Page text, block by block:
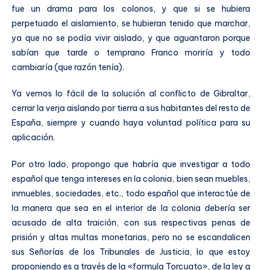
fue un drama para los colonos, y que si se hubiera
perpetuado el aislamiento, se hubieran tenido que marchar,
ya que no se podía vivir aislado, y que aguantaron porque
sabían que tarde o temprano Franco moriría y todo
cambiaría (que razón tenía).
Ya vemos lo fácil de la solución al conflicto de Gibraltar,
cerrar la verja aislando por tierra a sus habitantes del resto de
España, siempre y cuando haya voluntad política para su
aplicación.
Por otro lado, propongo que habría que investigar a todo
español que tenga intereses en la colonia, bien sean muebles,
inmuebles, sociedades, etc., todo español que interactúe de
la manera que sea en el interior de la colonia debería ser
acusado de alta traición, con sus respectivas penas de
prisión y altas multas monetarias, pero no se escandalicen
sus Señorías de los Tribunales de Justicia, lo que estoy
proponiendo es a través de la «formula Torcuato», de la ley a